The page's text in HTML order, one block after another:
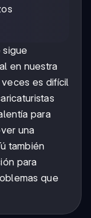
sigue
en nuestra
es difícil
para
una
también
para
que